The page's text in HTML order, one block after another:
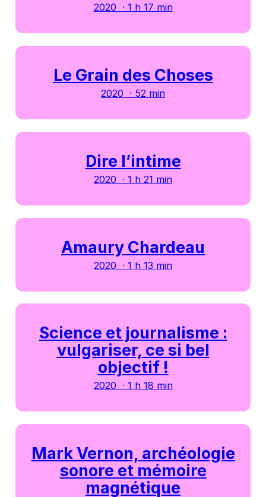
2020 · 1 h 17 min
Le Grain des Choses
2020 · 52 min
Dire l’intime
2020 · 1 h 21 min
Amaury Chardeau
2020 · 1 h 13 min
Science et journalisme :
vulgariser, ce si bel
objectif !
2020 · 1 h 18 min
Mark Vernon, archéologie
sonore et mémoire
magnétique